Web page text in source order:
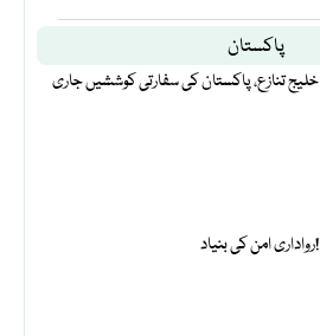
پاکستان
خلیج تنازع، پاکستان کی سفارتی کوششیں جاری
رواداری امن کی بنیاد!